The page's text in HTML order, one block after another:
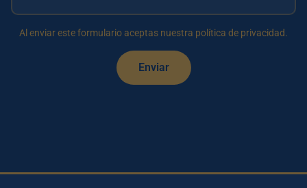
Al enviar este formulario aceptas nuestra política de privacidad.
Enviar